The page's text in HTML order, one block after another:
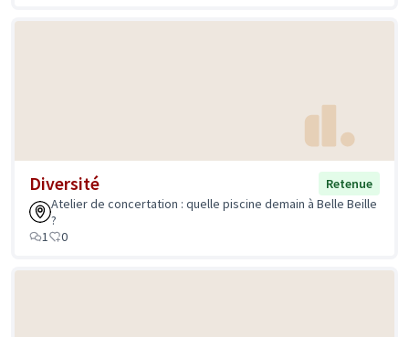
Diversité
Retenue
Atelier de concertation : quelle piscine demain à Belle Beille
?
1
0